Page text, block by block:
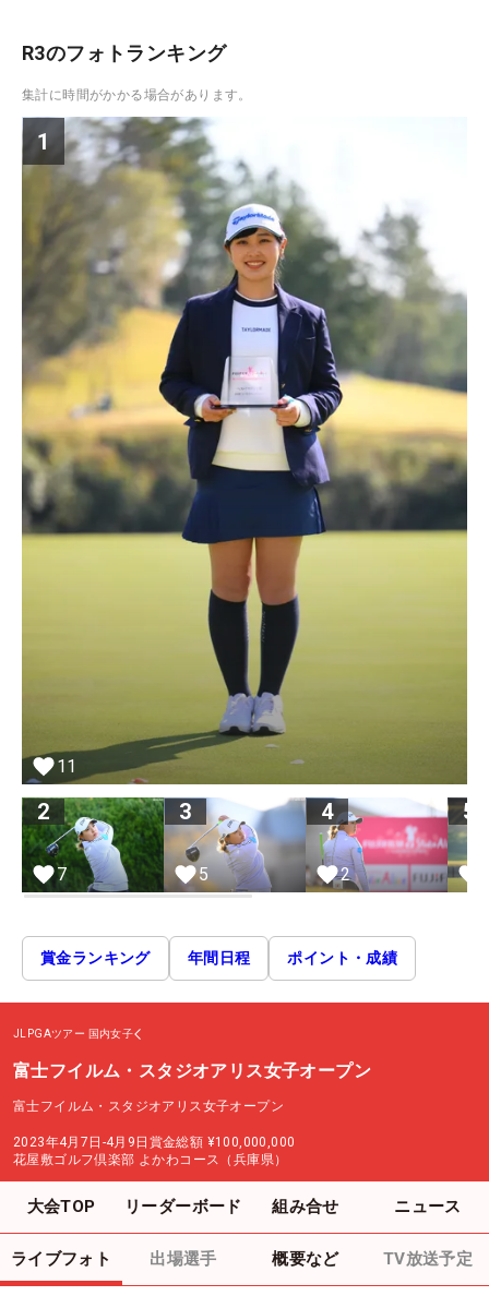
R3のフォトランキング
集計に時間がかかる場合があります。
1
11
2
7
3
5
4
2
5
賞金ランキング 年間日程 ポイント・成績
JLPGAツアー 国内女子
富士フイルム・スタジオアリス女子オープン
富士フイルム・スタジオアリス女子オープン
2023年4月7日-4月9日 賞金総額 ¥100,000,000
花屋敷ゴルフ倶楽部 よかわコース（兵庫県）
大会TOP リーダーボード 組み合せ ニュース
ライブフォト 出場選手 概要など TV放送予定